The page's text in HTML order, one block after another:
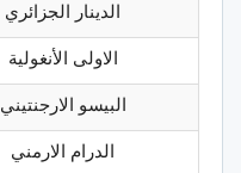
الدينار الجزائري
الاولى الأنغولية
البيسو الارجنتيني
الدرام الارمني